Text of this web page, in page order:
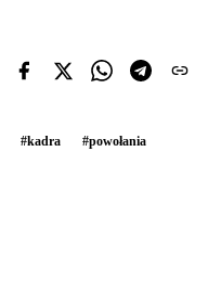
#kadra #powołania